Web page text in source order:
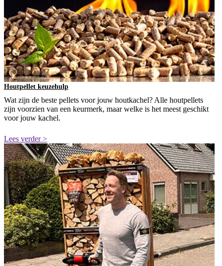
Houtpellet keuzehulp
Wat zijn de beste pellets voor jouw houtkachel? Alle houtpellets
zijn voorzien van een keurmerk, maar welke is het meest geschikt
voor jouw kachel.
Lees verder >